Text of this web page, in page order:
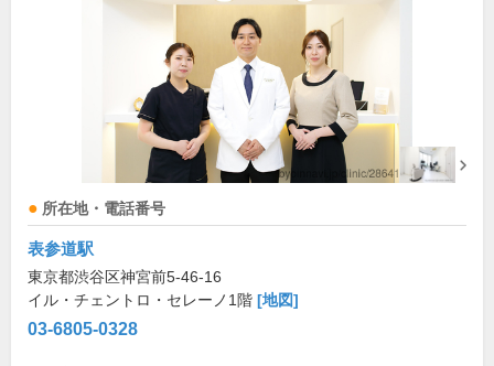
所在地・電話番号
表参道駅
東京都渋谷区神宮前5-46-16
イル・チェントロ・セレーノ1階 [地図]
03-6805-0328